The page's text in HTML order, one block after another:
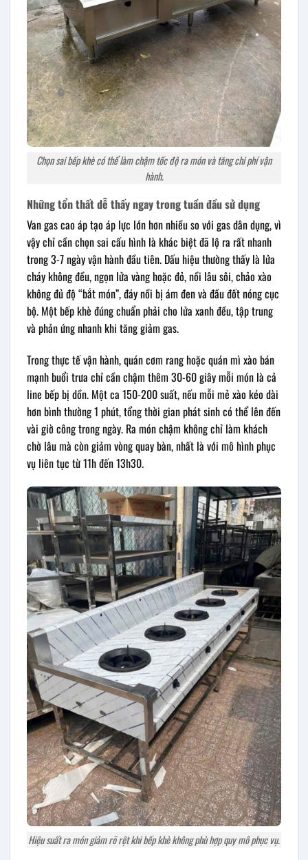
Chọn sai bếp khè có thể làm chậm tốc độ ra món và tăng chi phí vận
hành.
Những tổn thất dễ thấy ngay trong tuần đầu sử dụng
Van gas cao áp tạo áp lực lớn hơn nhiều so với gas dân dụng, vì
vậy chỉ cần chọn sai cấu hình là khác biệt đã lộ ra rất nhanh
trong 3-7 ngày vận hành đầu tiên. Dấu hiệu thường thấy là lửa
cháy không đều, ngọn lửa vàng hoặc đỏ, nồi lâu sôi, chảo xào
không đủ độ “bắt món”, đáy nồi bị ám đen và đầu đốt nóng cục
bộ. Một bếp khè đúng chuẩn phải cho lửa xanh đều, tập trung
và phản ứng nhanh khi tăng giảm gas.
Trong thực tế vận hành, quán cơm rang hoặc quán mì xào bán
mạnh buổi trưa chỉ cần chậm thêm 30-60 giây mỗi món là cả
line bếp bị dồn. Một ca 150-200 suất, nếu mỗi mẻ xào kéo dài
hơn bình thường 1 phút, tổng thời gian phát sinh có thể lên đến
vài giờ công trong ngày. Ra món chậm không chỉ làm khách
chờ lâu mà còn giảm vòng quay bàn, nhất là với mô hình phục
vụ liên tục từ 11h đến 13h30.
Hiệu suất ra món giảm rõ rệt khi bếp khè không phù hợp quy mô phục vụ.